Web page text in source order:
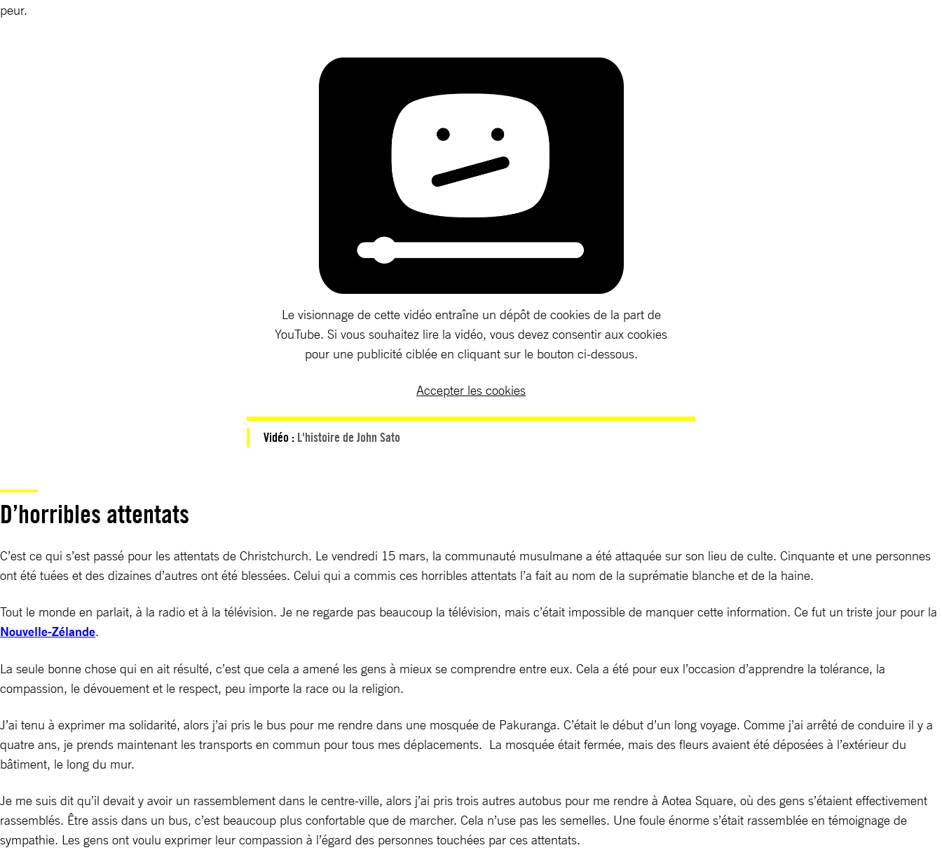
peur.
Le visionnage de cette vidéo entraîne un dépôt de cookies de la part de
YouTube. Si vous souhaitez lire la vidéo, vous devez consentir aux cookies
pour une publicité ciblée en cliquant sur le bouton ci-dessous.
Accepter les cookies
Vidéo : L'histoire de John Sato
D’horribles attentats
C’est ce qui s’est passé pour les attentats de Christchurch. Le vendredi 15 mars, la communauté musulmane a été attaquée sur son lieu de culte. Cinquante et une personnes
ont été tuées et des dizaines d’autres ont été blessées. Celui qui a commis ces horribles attentats l’a fait au nom de la suprématie blanche et de la haine.
Tout le monde en parlait, à la radio et à la télévision. Je ne regarde pas beaucoup la télévision, mais c’était impossible de manquer cette information. Ce fut un triste jour pour la
Nouvelle-Zélande.
La seule bonne chose qui en ait résulté, c’est que cela a amené les gens à mieux se comprendre entre eux. Cela a été pour eux l’occasion d’apprendre la tolérance, la
compassion, le dévouement et le respect, peu importe la race ou la religion.
J’ai tenu à exprimer ma solidarité, alors j’ai pris le bus pour me rendre dans une mosquée de Pakuranga. C’était le début d’un long voyage. Comme j’ai arrêté de conduire il y a
quatre ans, je prends maintenant les transports en commun pour tous mes déplacements. La mosquée était fermée, mais des fleurs avaient été déposées à l’extérieur du
bâtiment, le long du mur.
Je me suis dit qu’il devait y avoir un rassemblement dans le centre-ville, alors j’ai pris trois autres autobus pour me rendre à Aotea Square, où des gens s’étaient effectivement
rassemblés. Être assis dans un bus, c’est beaucoup plus confortable que de marcher. Cela n’use pas les semelles. Une foule énorme s’était rassemblée en témoignage de
sympathie. Les gens ont voulu exprimer leur compassion à l’égard des personnes touchées par ces attentats.